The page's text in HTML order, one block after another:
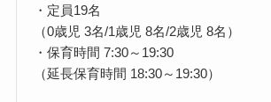
・定員19名
（0歳児 3名/1歳児 8名/2歳児 8名）
・保育時間 7:30～19:30
（延長保育時間 18:30～19:30）